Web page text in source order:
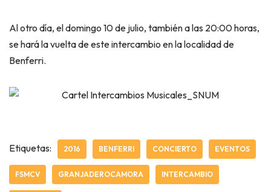
Al otro día, el domingo 10 de julio, también a las 20:00 horas,
se hará la vuelta de este intercambio en la localidad de
Benferri.
Etiquetas: 2016 BENFERRI CONCIERTO EVENTOS
FSMCV GRANJADEROCAMORA INTERCAMBIO